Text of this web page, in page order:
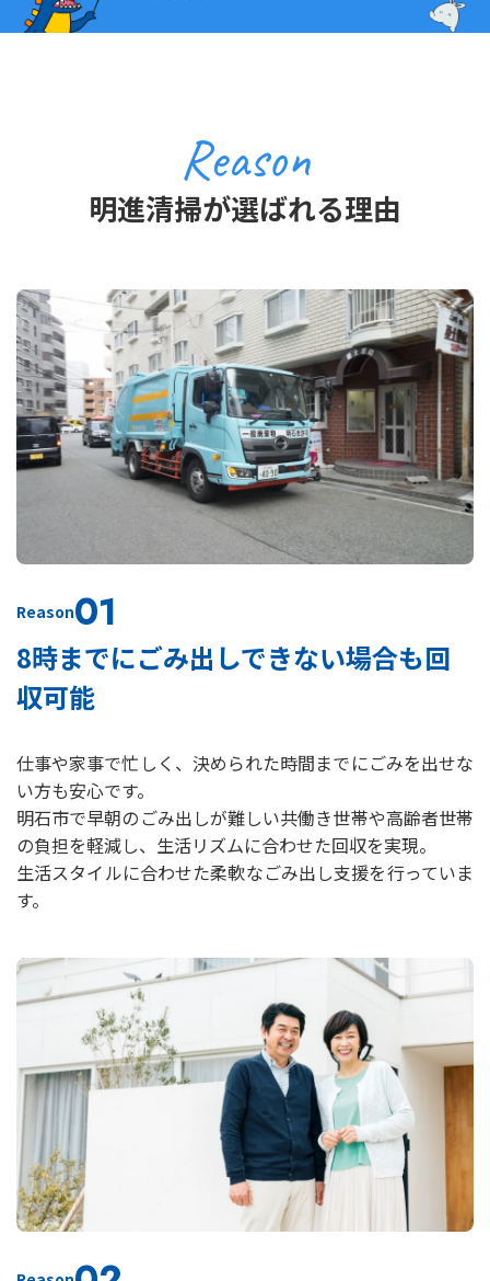
Reason
明進清掃が選ばれる理由
Reason01
8時までにごみ出しできない場合も回
収可能
仕事や家事で忙しく、決められた時間までにごみを出せな
い方も安心です。
明石市で早朝のごみ出しが難しい共働き世帯や高齢者世帯
の負担を軽減し、生活リズムに合わせた回収を実現。
生活スタイルに合わせた柔軟なごみ出し支援を行っていま
す。